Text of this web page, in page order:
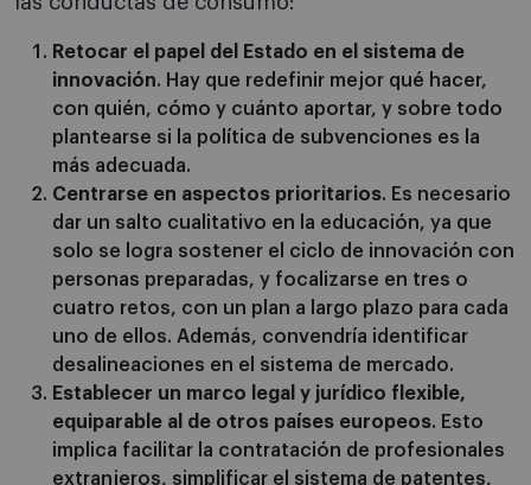
Retocar el papel del Estado en el sistema de
innovación. Hay que redefinir mejor qué hacer,
con quién, cómo y cuánto aportar, y sobre todo
plantearse si la política de subvenciones es la
más adecuada.
Centrarse en aspectos prioritarios. Es necesario
dar un salto cualitativo en la educación, ya que
solo se logra sostener el ciclo de innovación con
personas preparadas, y focalizarse en tres o
cuatro retos, con un plan a largo plazo para cada
uno de ellos. Además, convendría identificar
desalineaciones en el sistema de mercado.
Establecer un marco legal y jurídico flexible,
equiparable al de otros países europeos. Esto
implica facilitar la contratación de profesionales
extranjeros, simplificar el sistema de patentes,